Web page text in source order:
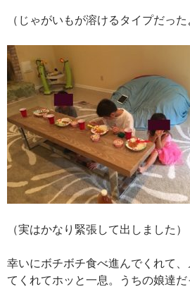
（じゃがいもが溶けるタイプだっ
（実はかなり緊張して出しました）
幸いにボチボチ食べ進んでくれて
てくれてホッと一息。うちの娘達